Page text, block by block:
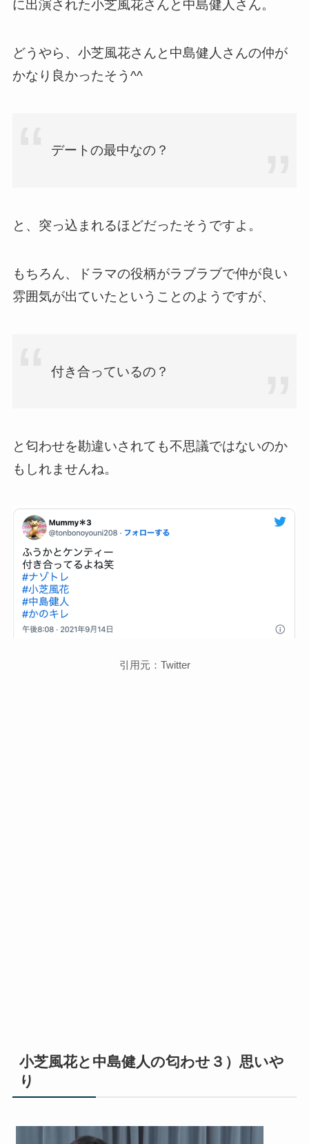
に出演された小芝風花さんと中島健人さん。
どうやら、小芝風花さんと中島健人さんの仲が
かなり良かったそう^^
デートの最中なの？
と、突っ込まれるほどだったそうですよ。
もちろん、ドラマの役柄がラブラブで仲が良い
雰囲気が出ていたということのようですが、
付き合っているの？
と匂わせを勘違いされても不思議ではないのか
もしれませんね。
引用元：Twitter
小芝風花と中島健人の匂わせ３）思いや
り